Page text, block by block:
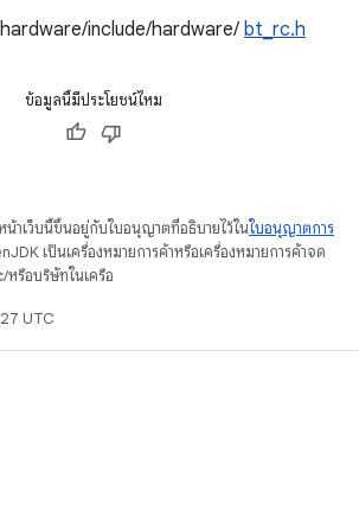
include/hardware/ bt_rc.h
ข้อมูลนี้มีประโยชน์ไหม
น้าเว็บนี้ขึ้นอยู่กับใบอนุญาตที่อธิบายไว้ในใบอนุญาตการ
เป็นเครื่องหมายการค้าหรือเครื่องหมายการค้าจด
รือบริษัทในเครือ
UTC